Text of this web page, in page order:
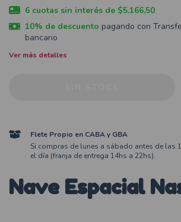
6 cuotas sin interés de $5.166,50
10% de descuento pagando con
bancario
Ver más detalles
Flete Propio en CABA y GBA
Si compras de lunes a sábado antes de las
el día (franja de entrega 14hs a 22hs).
Nave Espacial